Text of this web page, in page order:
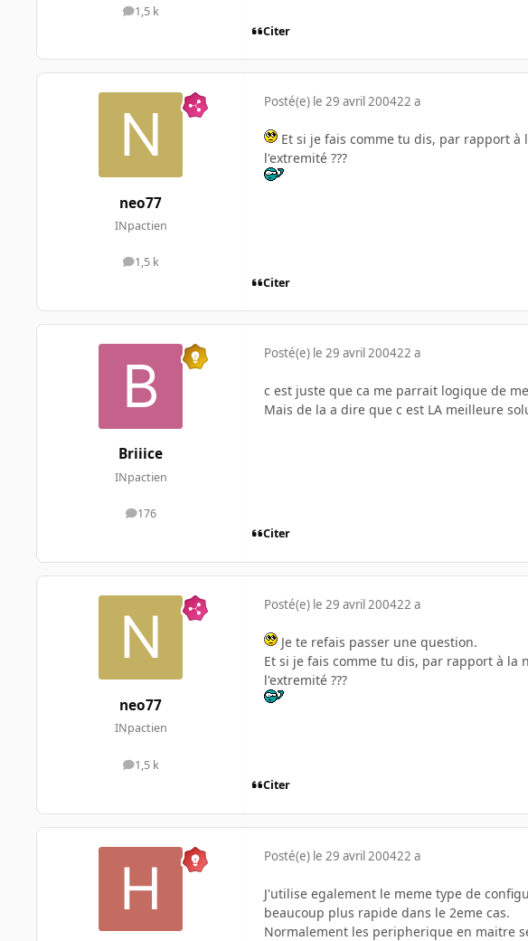
1,5 k
messages
Citer
neo77
INpactien
1,5 k
messages
Posté(e) le 29 avril 200422 a
Et si je fais comme tu dis, par rapport
l'extremité ???
Citer
Briiice
INpactien
176
messages
Posté(e) le 29 avril 200422 a
c est juste que ca me parrait logique de
Mais de la a dire que c est LA meilleure
Citer
neo77
INpactien
1,5 k
messages
Posté(e) le 29 avril 200422 a
Je te refais passer une question.
Et si je fais comme tu dis, par rapport à la
l'extremité ???
Citer
Posté(e) le 29 avril 200422 a
J'utilise egalement le meme type de
beaucoup plus rapide dans le 2eme cas.
Normalement les peripherique en maitre